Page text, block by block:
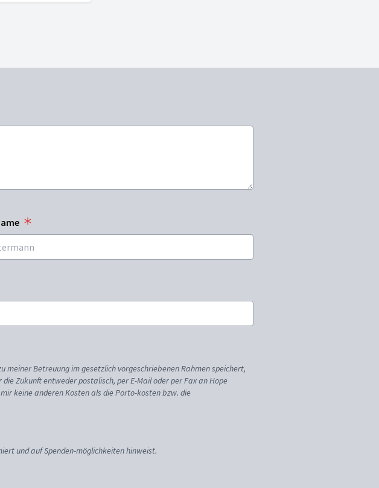
Betreuung im gesetzlich vorgeschriebenen Rahmen speichert,
Zukunft entweder postalisch, per E-Mail oder per Fax an Hope
keine anderen Kosten als die Porto-kosten bzw. die
und auf Spenden-möglichkeiten hinweist.